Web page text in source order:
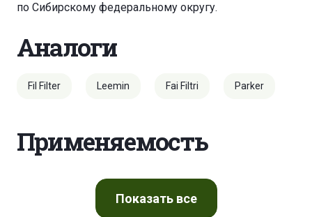
по Сибирскому федеральному округу.
Аналоги
Fil Filter Leemin Fai Filtri Parker
Применяемость
Показатьвсе